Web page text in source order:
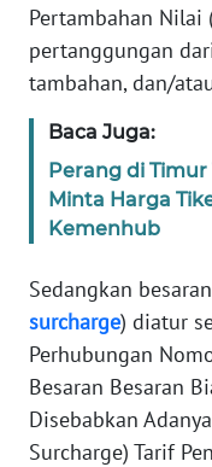
Pertambahan Nilai
pertanggungan
tambahan, dan/
Baca Juga:
Perang di
Minta Harga
Kemenhub
Sedangkan
surcharge) diatur
Perhubungan
Besaran Besaran
Disebabkan
Surcharge) Tarif
WN
RIAU
WN
SERAMBI
WN
WN
SULTRA
WN
NTB